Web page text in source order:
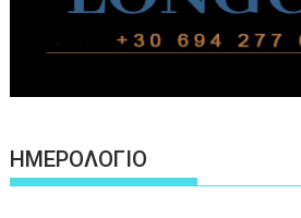
ΗΜΕΡΟΛΟΓΙΟ